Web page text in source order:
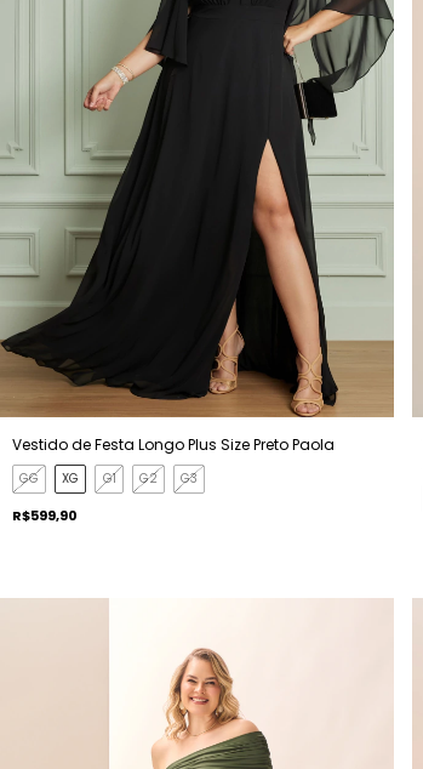
Vestido de Festa Longo Plus Size Preto Paola
GG XG G1 G2 G3
R$599,90